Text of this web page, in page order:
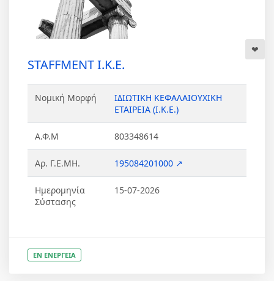
STAFFMENT Ι.Κ.Ε.
Νομική Μορφή
ΙΔΙΩΤΙΚΗ ΚΕΦΑΛΑΙΟΥΧΙΚΗ
ΕΤΑΙΡΕΙΑ (Ι.Κ.Ε.)
Α.Φ.Μ 803348614
Αρ. Γ.Ε.ΜΗ. 195084201000 ↗
Ημερομηνία
Σύστασης
15-07-2026
ΕΝ ΕΝΕΡΓΕΙΑ